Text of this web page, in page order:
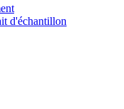
d'échantillon